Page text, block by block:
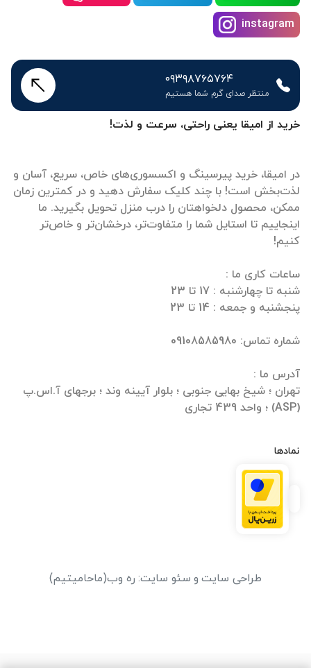
خرید از امیقا یعنی راحتی، سرعت و لذت!
در امیقا، خرید پیرسینگ و اکسسوری‌های خاص، سریع، آسان و
لذت‌بخش است! با چند کلیک سفارش دهید و در کمترین زمان
ممکن، محصول دلخواهتان را درب منزل تحویل بگیرید. ما
اینجاییم تا استایل شما را متفاوت‌تر، درخشان‌تر و خاص‌تر
تهران ؛ شیخ بهایی جنوبی ؛ بلوار آیینه وند ؛ برجهای آ.اس.پ
(ASP) ؛ واحد 439 تجاری
نمادها
instagram
۰۹۳۹۸۷۶۵۷۶۴
منتظر صدای گرم شما هستیم
طراحی سایت و سئو سایت: ره وب(ماحامیتیم)